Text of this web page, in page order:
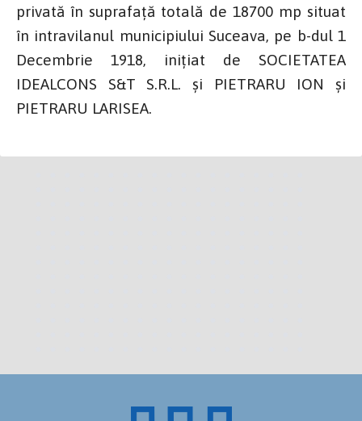
privată în suprafață totală de 18700 mp situat
în intravilanul municipiului Suceava, pe b-dul 1
Decembrie 1918, inițiat de SOCIETATEA
IDEALCONS S&T S.R.L. și PIETRARU ION și
PIETRARU LARISEA.